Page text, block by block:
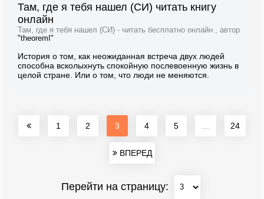
Там, где я тебя нашел (СИ) читать книгу
онлайн
Там, где я тебя нашел (СИ) - читать бесплатно онлайн , автор
"theoremI"
История о том, как неожиданная встреча двух людей
способна всколыхнуть спокойную послевоенную жизнь в
целой стране. Или о том, что люди не меняются.
1 2 3 4 5 24
ВПЕРЕД
Перейти на страницу: